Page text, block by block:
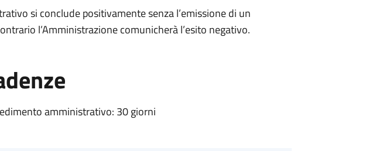
si conclude positivamente senza l’emissione di un
l’Amministrazione comunicherà l’esito negativo.
amministrativo: 30 giorni